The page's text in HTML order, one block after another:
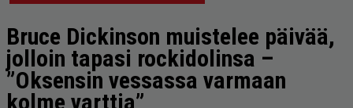
Bruce Dickinson muistelee päivää,
jolloin tapasi rockidolinsa –
”Oksensin vessassa varmaan
kolme varttia”